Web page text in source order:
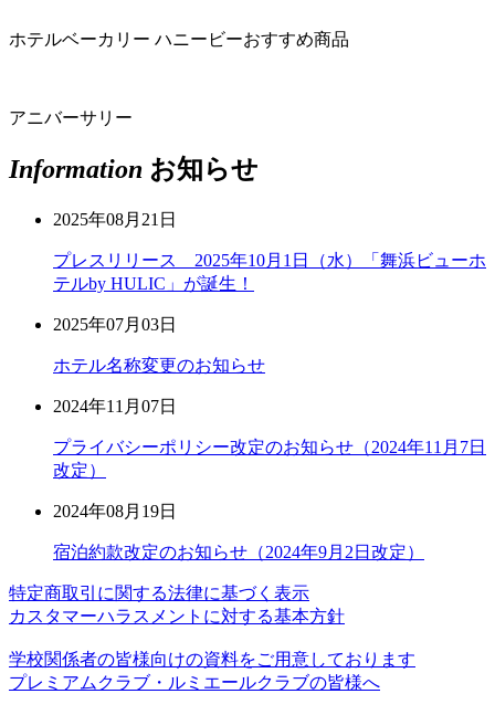
ホテルベーカリー ハニービーおすすめ商品
アニバーサリー
Information お知らせ
2025年08月21日
プレスリリース 2025年10月1日（水）「舞浜ビューホ
テルby HULIC」が誕生！
2025年07月03日
ホテル名称変更のお知らせ
2024年11月07日
プライバシーポリシー改定のお知らせ（2024年11月7日
改定）
2024年08月19日
宿泊約款改定のお知らせ（2024年9月2日改定）
特定商取引に関する法律に基づく表示
カスタマーハラスメントに対する基本方針
学校関係者の皆様向けの資料をご用意しております
プレミアムクラブ・ルミエールクラブの皆様へ